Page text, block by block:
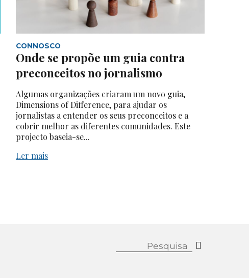
CONNOSCO
Onde se propõe um guia contra
preconceitos no jornalismo
Algumas organizações criaram um novo guia,
Dimensions of Difference, para ajudar os
jornalistas a entender os seus preconceitos e a
cobrir melhor as diferentes comunidades. Este
projecto baseia-se...
Ler mais